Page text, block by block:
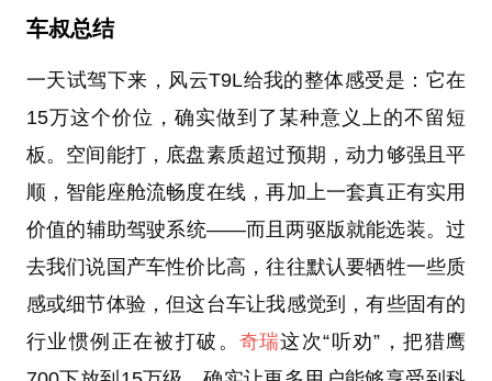
车叔总结
一天试驾下来，风云T9L给我的整体感受是：它在
15万这个价位，确实做到了某种意义上的不留短
板。空间能打，底盘素质超过预期，动力够强且平
顺，智能座舱流畅度在线，再加上一套真正有实用
价值的辅助驾驶系统——而且两驱版就能选装。过
去我们说国产车性价比高，往往默认要牺牲一些质
感或细节体验，但这台车让我感觉到，有些固有的
行业惯例正在被打破。 奇瑞这次“听劝”，把猎鹰